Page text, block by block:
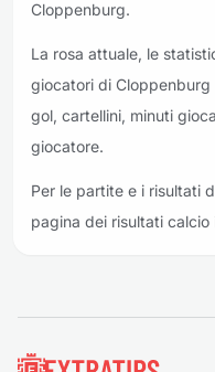
Cloppenburg.
La rosa attuale, le
giocatori di
gol, cartellini, minuti
giocatore.
Per le partite e i risultati
pagina dei risultati calcio